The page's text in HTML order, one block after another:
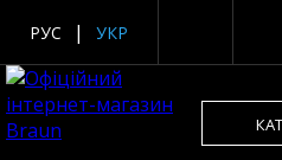
РУС УКР